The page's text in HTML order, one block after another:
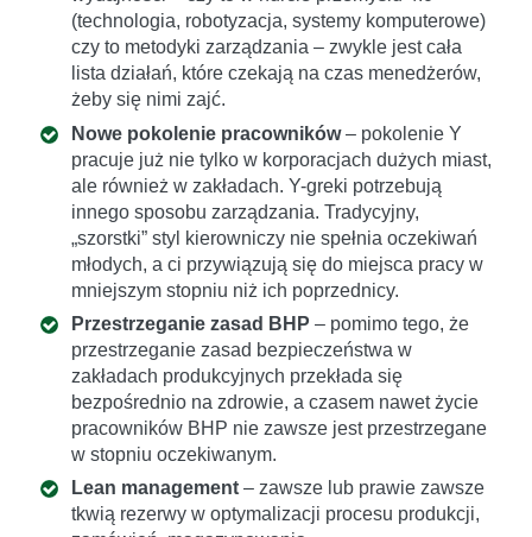
(technologia, robotyzacja, systemy komputerowe)
czy to metodyki zarządzania – zwykle jest cała
lista działań, które czekają na czas menedżerów,
żeby się nimi zajć.
Nowe pokolenie pracowników– pokolenie Y
pracuje już nie tylko w korporacjach dużych miast,
ale również w zakładach. Y-greki potrzebują
innego sposobu zarządzania. Tradycyjny,
„szorstki” styl kierowniczy nie spełnia oczekiwań
młodych, a ci przywiązują się do miejsca pracy w
mniejszym stopniu niż ich poprzednicy.
Przestrzeganie zasad BHP – pomimo tego, że
przestrzeganie zasad bezpieczeństwa w
zakładach produkcyjnych przekłada się
bezpośrednio na zdrowie, a czasem nawet życie
pracowników BHP nie zawsze jest przestrzegane
w stopniu oczekiwanym.
Lean management – zawsze lub prawie zawsze
tkwią rezerwy w optymalizacji procesu produkcji,